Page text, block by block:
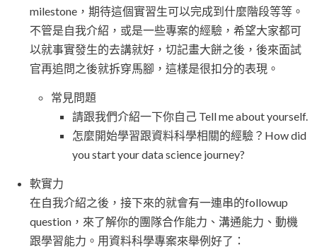
milestone，期待這個實習生可以完成到什麼階段等等。
不管是自我介紹，或是一些專案的經驗，希望大家都可
以就事實發生的去講就好，切記畫大餅之後，後來面試
官再追問之後就拆穿馬腳，這樣是很扣分的表現。
常見問題
請跟我們介紹一下你自己 Tell me about yourself.
怎麼開始學習跟資料科學相關的經驗？How did
you start your data science journey?
軟實力
在自我介紹之後，接下來的就會有一連串的followup
question，來了解你的團隊合作能力、溝通能力、動機
跟學習能力。用資料科學專案來舉例好了：